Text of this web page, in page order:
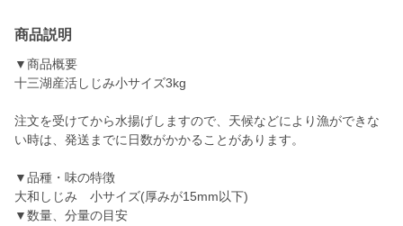
商品説明
▼商品概要
十三湖産活しじみ小サイズ3kg
注文を受けてから水揚げしますので、天候などにより漁ができな
い時は、発送までに日数がかかることがあります。
▼品種・味の特徴
大和しじみ 小サイズ(厚みが15mm以下)
▼数量、分量の目安